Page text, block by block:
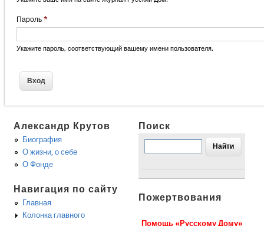
Пароль *
Укажите пароль, соответствующий вашему имени пользователя.
Александр Крутов
Биография
О жизни, о себе
О Фонде
Навигация по сайту
Главная
Колонка главного
Поиск
Пожертвования
Помощь «Русскому Дому»